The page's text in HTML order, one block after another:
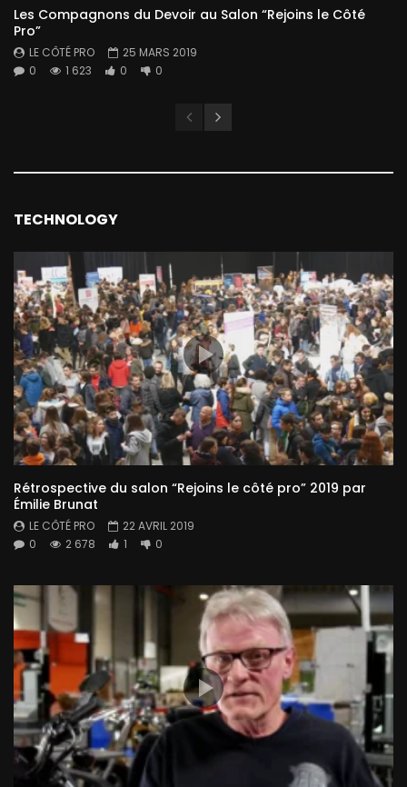
Les Compagnons du Devoir au Salon “Rejoins le Côté
Pro”
LE CÔTÉ PRO
25 MARS 2019
0
1 623 0 0
TECHNOLOGY
Rétrospective du salon “Rejoins le côté pro” 2019 par
Émilie Brunat
LE CÔTÉ PRO
22 AVRIL 2019
0
2 678 1 0